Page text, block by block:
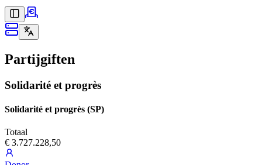
Partijgiften
Solidarité et progrès
Solidarité et progrès (SP)
Totaal
€ 3.727.228,50